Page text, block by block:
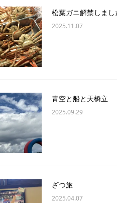
松葉ガニ解禁しまし
2025.11.07
青空と船と天橋立
2025.09.29
ざつ旅
2025.04.07